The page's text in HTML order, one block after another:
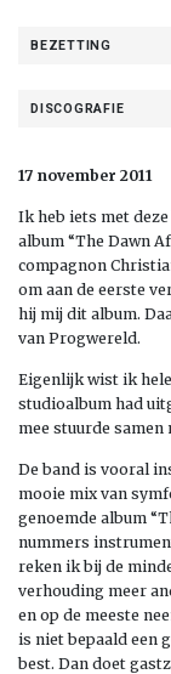
BEZETTING
DISCOGRAFIE
17 november 2011
Ik heb iets met
album “The Dawn
compagnon
om aan de eerste
hij mij dit album.
van Progwereld.
Eigenlijk wist ik
studioalbum had
mee stuurde samen
De band is vooral
mooie mix van
genoemde album
nummers
reken ik bij de
verhouding meer
en op de meeste
is niet bepaald een
best. Dan doet